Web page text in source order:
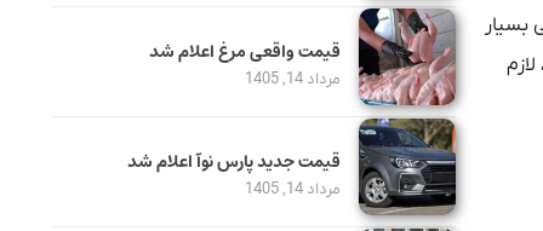
بسیار
قیمت واقعی مرغ اعلام شد
مرداد 14, 1405
قیمت جدید پارس نوآ اعلام شد
مرداد 14, 1405